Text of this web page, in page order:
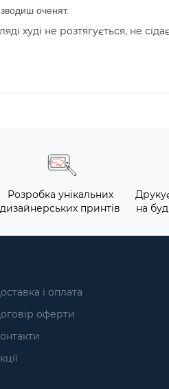
оченят.
худі не розтягується, не
Розробка унікальних
дизайнерських принтів
на
і оплата
оферти